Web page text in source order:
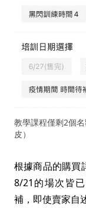
教學課程僅剩2個
皮）
根據商品的購買
8/21的場次皆
補，即使賣家自